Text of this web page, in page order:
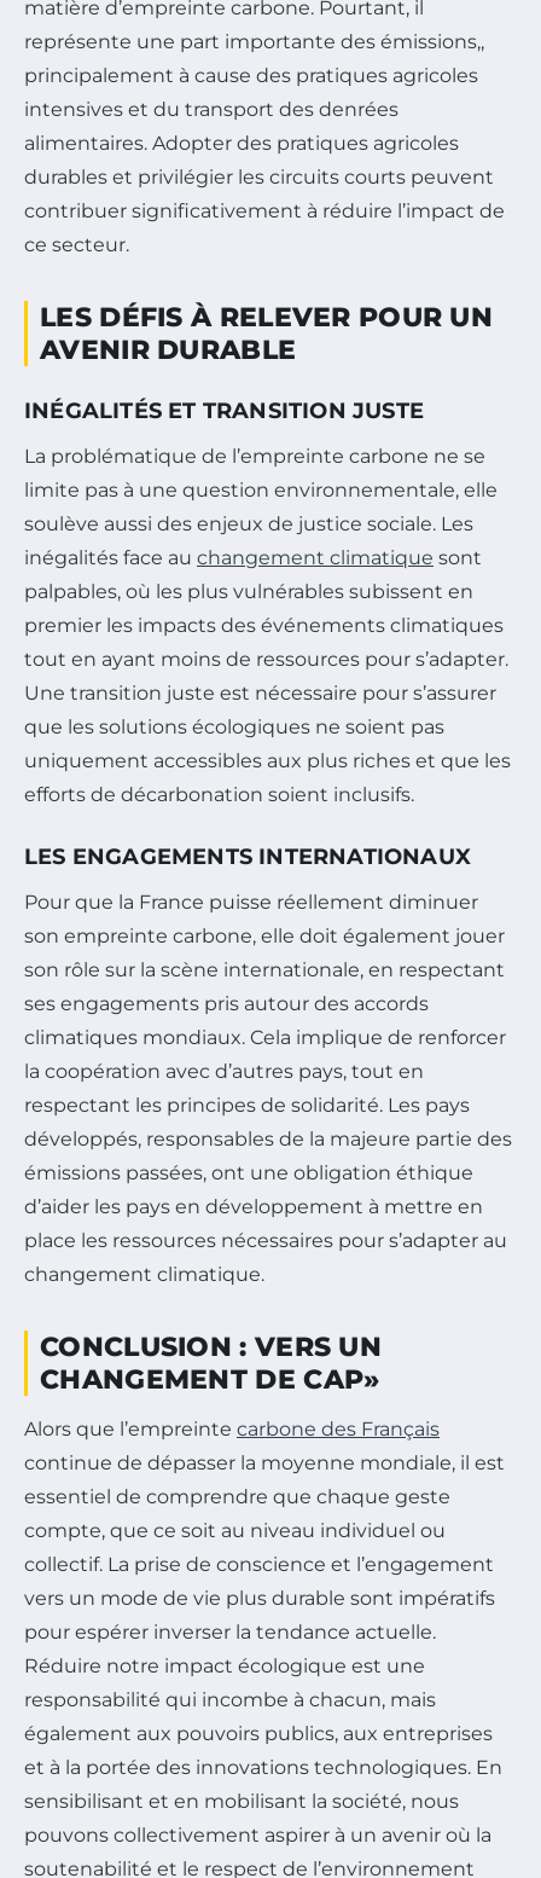
matière d’empreinte carbone. Pourtant, il
représente une part importante des émissions,,
principalement à cause des pratiques agricoles
intensives et du transport des denrées
alimentaires. Adopter des pratiques agricoles
durables et privilégier les circuits courts peuvent
contribuer significativement à réduire l’impact de
ce secteur.
LES DÉFIS À RELEVER POUR UN
AVENIR DURABLE
INÉGALITÉS ET TRANSITION JUSTE
La problématique de l’empreinte carbone ne se
limite pas à une question environnementale, elle
soulève aussi des enjeux de justice sociale. Les
inégalités face au changement climatique sont
palpables, où les plus vulnérables subissent en
premier les impacts des événements climatiques
tout en ayant moins de ressources pour s’adapter.
Une transition juste est nécessaire pour s’assurer
que les solutions écologiques ne soient pas
uniquement accessibles aux plus riches et que les
efforts de décarbonation soient inclusifs.
LES ENGAGEMENTS INTERNATIONAUX
Pour que la France puisse réellement diminuer
son empreinte carbone, elle doit également jouer
son rôle sur la scène internationale, en respectant
ses engagements pris autour des accords
climatiques mondiaux. Cela implique de renforcer
la coopération avec d’autres pays, tout en
respectant les principes de solidarité. Les pays
développés, responsables de la majeure partie des
émissions passées, ont une obligation éthique
d’aider les pays en développement à mettre en
place les ressources nécessaires pour s’adapter au
changement climatique.
CONCLUSION : VERS UN
CHANGEMENT DE CAP»
Alors que l’empreinte carbone des Français
continue de dépasser la moyenne mondiale, il est
essentiel de comprendre que chaque geste
compte, que ce soit au niveau individuel ou
collectif. La prise de conscience et l’engagement
vers un mode de vie plus durable sont impératifs
pour espérer inverser la tendance actuelle.
Réduire notre impact écologique est une
responsabilité qui incombe à chacun, mais
également aux pouvoirs publics, aux entreprises
et à la portée des innovations technologiques. En
sensibilisant et en mobilisant la société, nous
pouvons collectivement aspirer à un avenir où la
soutenabilité et le respect de l’environnement